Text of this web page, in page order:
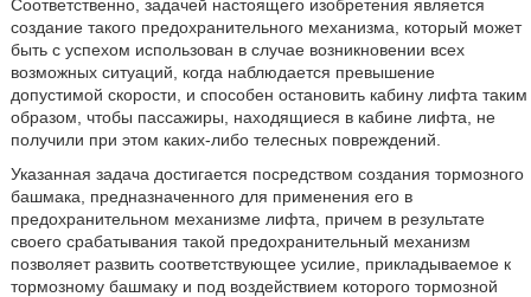
Соответственно, задачей настоящего изобретения является
создание такого предохранительного механизма, который может
быть с успехом использован в случае возникновении всех
возможных ситуаций, когда наблюдается превышение
допустимой скорости, и способен остановить кабину лифта таким
образом, чтобы пассажиры, находящиеся в кабине лифта, не
получили при этом каких-либо телесных повреждений.
Указанная задача достигается посредством создания тормозного
башмака, предназначенного для применения его в
предохранительном механизме лифта, причем в результате
своего срабатывания такой предохранительный механизм
позволяет развить соответствующее усилие, прикладываемое к
тормозному башмаку и под воздействием которого тормозной